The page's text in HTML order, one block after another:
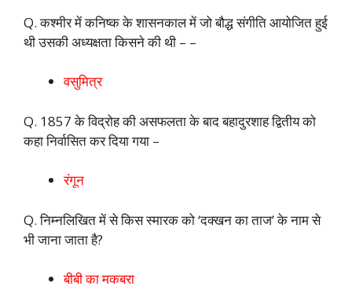
Q. कश्मीर में कनिष्क के शासनकाल में जो बौद्ध संगीति आयोजित हुई
थी उसकी अध्यक्षता किसने की थी – –
वसुमित्र
Q. 1857 के विद्रोह की असफलता के बाद बहादुरशाह द्वितीय को
कहा निर्वासित कर दिया गया –
रंगून
Q. निम्नलिखित में से किस स्मारक को ‘दक्खन का ताज’ के नाम से
भी जाना जाता है?
बीबी का मकबरा